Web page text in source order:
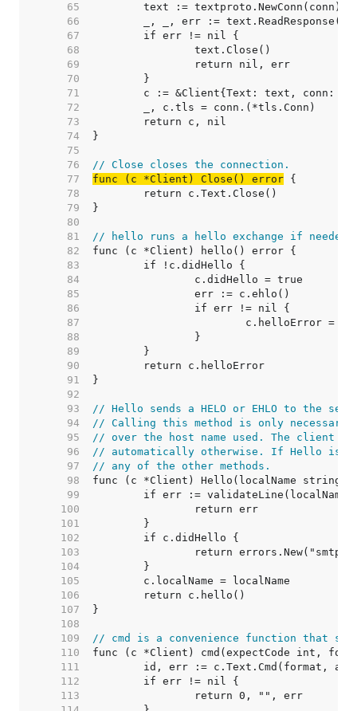
    65
    66
    67
    68
    69
    70
    71
    72
    73
    74
    75
    76
// Close closes the connection.
    77
func (c *Client) Close() error
    78
    79
    80
    81
// hello runs a hello exchange if needed.
    82
    83
    84
    85
    86
    87
    88
    89
    90
    91
    92
    93
// Hello sends a HELO or EHLO to the
    94
// Calling this method is only
    95
// over the host name used. The client
    96
// automatically otherwise. If Hello is
    97
// any of the other methods.
    98
    99
   100
   101
   102
   103
   104
   105
   106
   107
   108
   109
// cmd is a convenience function that
   110
   111
   112
   113